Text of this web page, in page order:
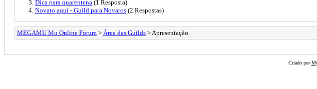
Dica para quarentena (1 Resposta)
Novato aqui - Guild para Novatos (2 Respostas)
MEGAMU Mu Online Forum > Área das Guilds > Apresentação
Criado por